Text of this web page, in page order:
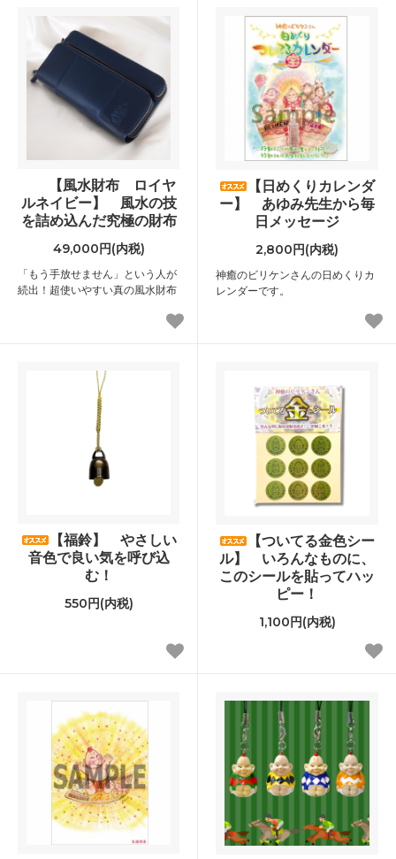
【風水財布 ロイヤ
ルネイビー】 風水の技
を詰め込んだ究極の財布
49,000円(内税)
「もう手放せません」という人が
続出！超使いやすい真の風水財布
【日めくりカレンダ
ー】 あゆみ先生から毎
日メッセージ
2,800円(内税)
神癒のビリケンさんの日めくりカ
レンダーです。
【福鈴】 やさしい
音色で良い気を呼び込
む！
550円(内税)
【ついてる金色シー
ル】 いろんなものに、
このシールを貼ってハッ
ピー！
1,100円(内税)